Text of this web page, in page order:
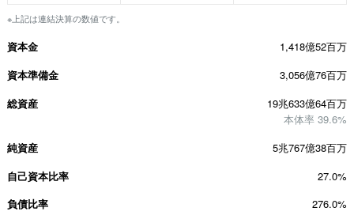
※上記は連結決算の数値です。
資本金
1,418億52百万
資本準備金
3,056億76百万
総資産
19兆633億64百万
本体率 39.6%
純資産
5兆767億38百万
自己資本比率
27.0%
負債比率
276.0%